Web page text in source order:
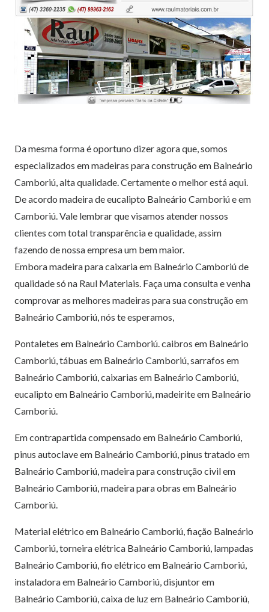
Da mesma forma é oportuno dizer agora que, somos
especializados em madeiras para construção em Balneário
Camboriú, alta qualidade. Certamente o melhor está aqui.
De acordo madeira de eucalipto Balneário Camboriú e em
Camboriú. Vale lembrar que visamos atender nossos
clientes com total transparência e qualidade, assim
fazendo de nossa empresa um bem maior.
Embora madeira para caixaria em Balneário Camboriú de
qualidade só na Raul Materiais. Faça uma consulta e venha
comprovar as melhores madeiras para sua construção em
Balneário Camboriú, nós te esperamos,
Pontaletes em Balneário Camboriú. caibros em Balneário
Camboriú, tábuas em Balneário Camboriú, sarrafos em
Balneário Camboriú, caixarias em Balneário Camboriú,
eucalipto em Balneário Camboriú, madeirite em Balneário
Camboriú.
Em contrapartida compensado em Balneário Camboriú,
pinus autoclave em Balneário Camboriú, pinus tratado em
Balneário Camboriú, madeira para construção civil em
Balneário Camboriú, madeira para obras em Balneário
Camboriú.
Material elétrico em Balneário Camboriú, fiação Balneário
Camboriú, torneira elétrica Balneário Camboriú, lampadas
Balneário Camboriú, fio elétrico em Balneário Camboriú,
instaladora em Balneário Camboriú, disjuntor em
Balneário Camboriú, caixa de luz em Balneário Camboriú,